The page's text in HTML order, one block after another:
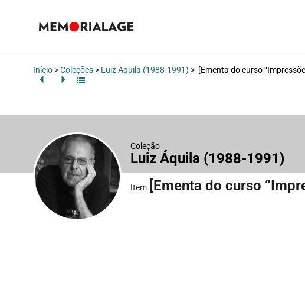
Início >Coleções > Luiz Áquila (1988-1991) > [Ementa do curso
Coleção
Luiz Áquila (1988-1991)
Item [Ementa do curso